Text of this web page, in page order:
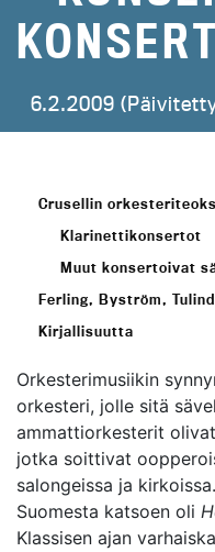
6.2.2009
Crusellin
Klarinettikonsertot
Muut konsertoivat
Ferling, Byström,
Kirjallisuutta
Orkesterimusiikin
orkesteri, jolle sitä
ammattiorkesterit
jotka soittivat
salongeissa ja
Suomesta katsoen oli
Klassisen ajan